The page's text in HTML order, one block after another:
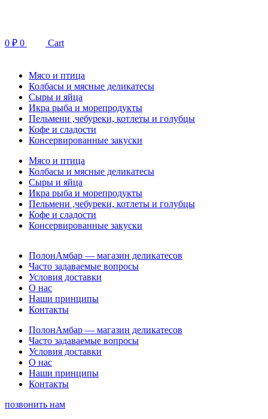
0 ₽ 0 Cart
Мясо и птица
Колбасы и мясные деликатесы
Сыры и яйца
Икра рыба и морепродукты
Пельмени ,чебуреки, котлеты и голубцы
Кофе и сладости
Консервированные закуски
Мясо и птица
Колбасы и мясные деликатесы
Сыры и яйца
Икра рыба и морепродукты
Пельмени ,чебуреки, котлеты и голубцы
Кофе и сладости
Консервированные закуски
ПолонАмбар — магазин деликатесов
Часто задаваемые вопросы
Условия доставки
О нас
Наши принципы
Контакты
ПолонАмбар — магазин деликатесов
Часто задаваемые вопросы
Условия доставки
О нас
Наши принципы
Контакты
позвонить нам